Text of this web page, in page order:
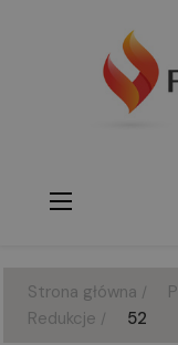
Toggle
navigation
☰
Strona główna
Redukcje
52